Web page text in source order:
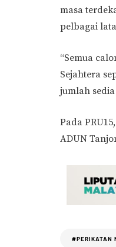
masa
pelbagai
“Semua
Sejahtera
jumlah
Pada
ADUN
#PERIKATAN